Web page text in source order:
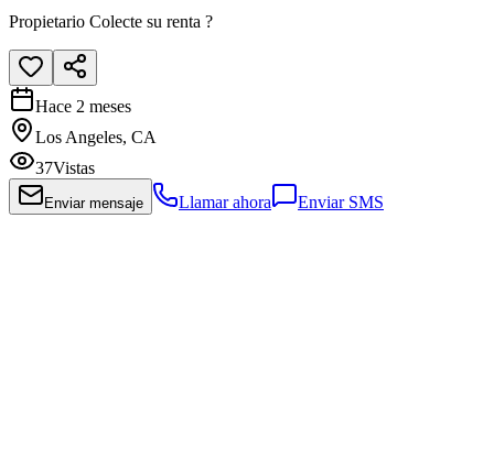
Propietario Colecte su renta ?
Hace 2 meses
Los Angeles, CA
37Vistas
Enviar mensaje Llamar ahora Enviar SMS